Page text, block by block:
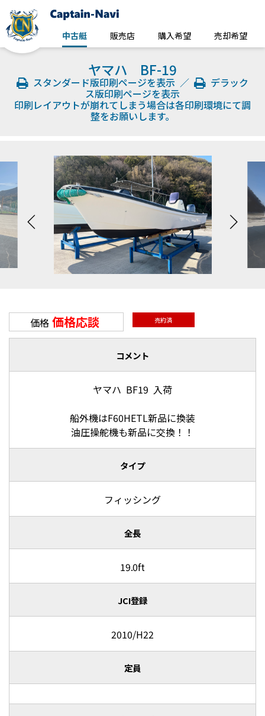
中古艇 販売店 購入希望 売却希望
ヤマハ BF-19
スタンダード版印刷ページを表示 ／
デラック
ス版印刷ページを表示
印刷レイアウトが崩れてしまう場合は各印刷環境にて調
整をお願いします。
価格 価格応談 売約済
コメント
ヤマハ BF19 入荷
船外機はF60HETL新品に換装
油圧操舵機も新品に交換！！
タイプ
フィッシング
全長
19.0ft
JCI登録
2010/H22
定員